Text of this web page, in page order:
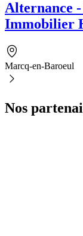
Alternance -
Immobilier
Marcq-en-Baroeul
Nos